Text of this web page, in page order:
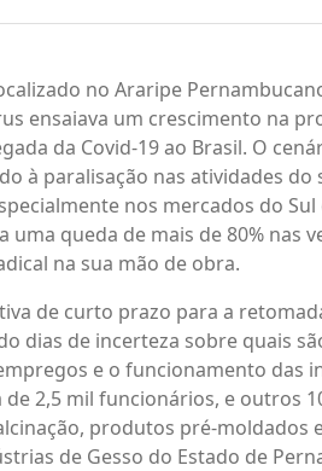
no Araripe
ensaiava um crescimento na
da Covid-19 ao Brasil. O
à paralisação nas atividades
nos mercados do
uma queda de mais de 80% nas
na sua mão de obra.
de curto prazo para a
dias de incerteza sobre quais
e o funcionamento das
2,5 mil funcionários, e outros
produtos pré-moldados
de Gesso do Estado de